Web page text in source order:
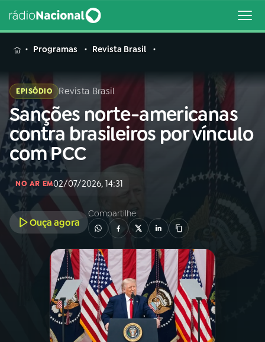
MENU
Buscar
na
Rádio
Nacional
Buscar
A RÁDIO
PROGRAMAÇÃO
PROGRAMAS
Programas Revista Brasil
EPISÓDIO Revista Brasil
Sanções norte-americanas
contra brasileiros por vínculo
com PCC
NO AR EM02/07/2026, 14:31
Ouça agora
Compartilhe